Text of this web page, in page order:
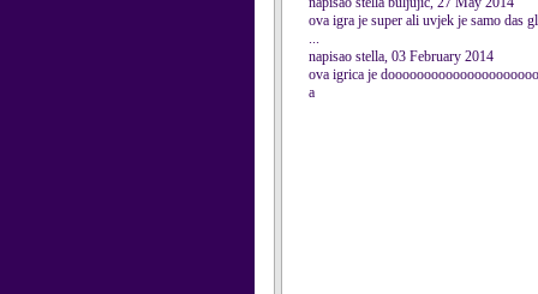
ova igra je super ali uvjek je samo das
...
napisao stella, 03 February 2014
ova igrica je
a